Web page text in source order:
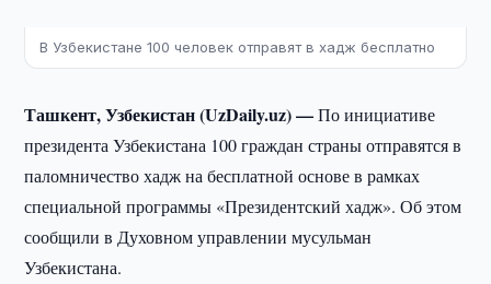
В Узбекистане 100 человек отправят в хадж бесплатно
Ташкент, Узбекистан (UzDaily.uz) —По инициативе
президента Узбекистана 100 граждан страны отправятся в
паломничество хадж на бесплатной основе в рамках
специальной программы «Президентский хадж». Об этом
сообщили в Духовном управлении мусульман
Узбекистана.